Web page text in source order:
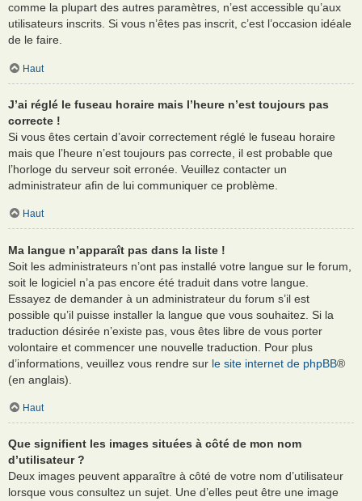
comme la plupart des autres paramètres, n’est accessible qu’aux
utilisateurs inscrits. Si vous n’êtes pas inscrit, c’est l’occasion idéale
de le faire.
Haut
J’ai réglé le fuseau horaire mais l’heure n’est toujours pas
correcte !
Si vous êtes certain d’avoir correctement réglé le fuseau horaire
mais que l’heure n’est toujours pas correcte, il est probable que
l’horloge du serveur soit erronée. Veuillez contacter un
administrateur afin de lui communiquer ce problème.
Haut
Ma langue n’apparaît pas dans la liste !
Soit les administrateurs n’ont pas installé votre langue sur le forum,
soit le logiciel n’a pas encore été traduit dans votre langue.
Essayez de demander à un administrateur du forum s’il est
possible qu’il puisse installer la langue que vous souhaitez. Si la
traduction désirée n’existe pas, vous êtes libre de vous porter
volontaire et commencer une nouvelle traduction. Pour plus
d’informations, veuillez vous rendre sur le site internet de phpBB®
(en anglais).
Haut
Que signifient les images situées à côté de mon nom
d’utilisateur ?
Deux images peuvent apparaître à côté de votre nom d’utilisateur
lorsque vous consultez un sujet. Une d’elles peut être une image